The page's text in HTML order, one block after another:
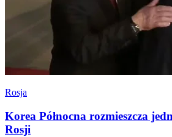
Rosja
Korea Północna rozmieszcza
Rosji